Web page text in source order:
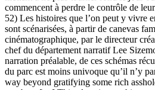
commencent à perdre le contrôle de
52) Les histoires que l’on peut y vivre
sont scénarisées, à partir de canevas
cinématographique, par le directeur
chef du département narratif Lee
narration préalable, de ces schémas
du parc est moins univoque qu’il n’y
way beyond gratifying some rich